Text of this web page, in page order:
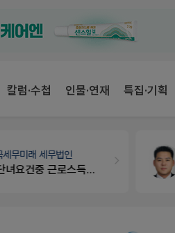
칼럼·수첩 인물·연재 특집·기획
세무미래 세무법인
경단녀요건중 근로스득원천징수액